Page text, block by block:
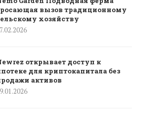
вызов традиционному
хозяйству
открывает доступ к
для криптокапитала без
активов